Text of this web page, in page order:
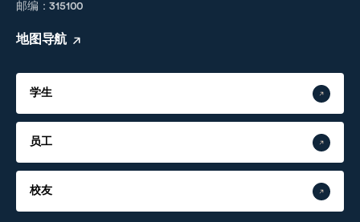
邮编：315100
地图导航
学生
员工
校友